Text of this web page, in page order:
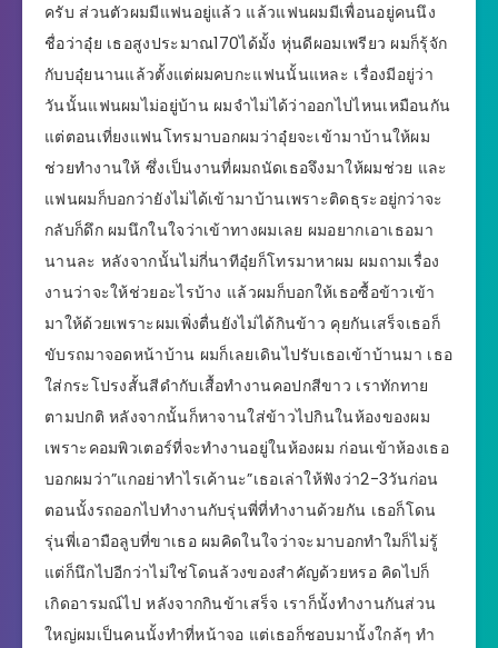
ครับ ส่วนตัวผมมีแฟนอยู่แล้ว แล้วแฟนผมมีเพื่อนอยู่คนนึง
ชื่อว่าอุ๋ย เธอสูงประมาณ170ได้มั้ง หุ่นดีผอมเพรียว ผมก็รุ้จัก
กับบอุ๋ยนานแล้วตั้งแต่ผมคบกะแฟนนั้นแหละ เรื่องมีอยู่ว่า
วันนั้นแฟนผมไม่อยู่บ้าน ผมจำไม่ได้ว่าออกไปไหนเหมือนกัน
แต่ตอนเที่ยงแฟนโทรมาบอกผมว่าอุ๋ยจะเข้ามาบ้านให้ผม
ช่วยทำงานให้ ซึ่งเป็นงานที่ผมถนัดเธอจึงมาให้ผมช่วย และ
แฟนผมก็บอกว่ายังไม่ได้เข้ามาบ้านเพราะติดธุระอยู่กว่าจะ
กลับก็ดึก ผมนึกในใจว่าเข้าทางผมเลย ผมอยากเอาเธอมา
นานละ หลังจากนั้นไม่กี่นาทีอุ๋ยก็โทรมาหาผม ผมถามเรื่อง
งานว่าจะให้ช่วยอะไรบ้าง แล้วผมก็บอกให้เธอซื้อข้าวเข้า
มาให้ด้วยเพราะผมเพิ่งตื่นยังไม่ได้กินข้าว คุยกันเสร็จเธอก็
ขับรถมาจอดหน้าบ้าน ผมก็เลยเดินไปรับเธอเข้าบ้านมา เธอ
ใส่กระโปรงสั้นสีดำกับเสื้อทำงานคอปกสีขาว เราทักทาย
ตามปกติ หลังจากนั้นก็หาจานใส่ข้าวไปกินในห้องของผม
เพราะคอมพิวเตอร์ที่จะทำงานอยู่ในห้องผม ก่อนเข้าห้องเธอ
บอกผมว่า”แกอย่าทำไรเค้านะ”เธอเล่าให้ฟังว่า2-3วันก่อน
ตอนนั้งรถออกไปทำงานกับรุ่นพี่ที่ทำงานด้วยกัน เธอก็โดน
รุ่นพี่เอามือลูบที่ขาเธอ ผมคิดในใจว่าจะมาบอกทำใมก็ไม่รู้
แต่ก็นึกไปอีกว่าไม่ใช่โดนล้วงของสำคัญด้วยหรอ คิดไปก็
เกิดอารมณ์ไป หลังจากกินข้าเสร็จ เราก็นั้งทำงานกันส่วน
ใหญ่ผมเป็นคนนั้งทำที่หน้าจอ แต่เธอก็ชอบมานั้งใกล้ๆ ทำ